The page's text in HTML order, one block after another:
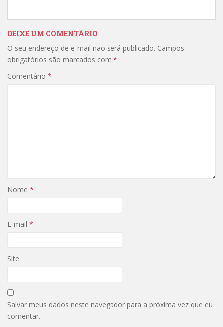
DEIXE UM COMENTÁRIO
O seu endereço de e-mail não será publicado. Campos
obrigatórios são marcados com *
Comentário *
Nome *
E-mail *
Site
Salvar meus dados neste navegador para a próxima vez que eu
comentar.